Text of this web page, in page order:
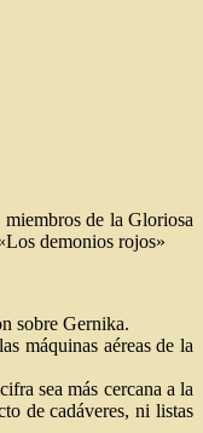
de la Gloriosa
demonios rojos»
sobre Gernika.
máquinas aéreas de la
sea más cercana a la
de cadáveres, ni listas